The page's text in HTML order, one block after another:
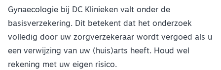
Gynaecologie bij DC Klinieken valt onder de
basisverzekering. Dit betekent dat het onderzoek
volledig door uw zorgverzekeraar wordt vergoed als u
een verwijzing van uw (huis)arts heeft. Houd wel
rekening met uw eigen risico.